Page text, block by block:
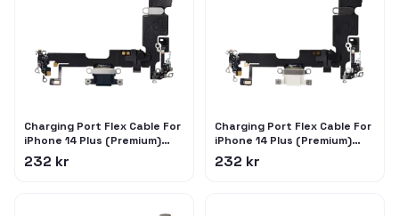
Charging Port Flex Cable For
iPhone 14 Plus (Premium)
(Midnight)
232 kr
Charging Port Flex Cable For
iPhone 14 Plus (Premium)
(Starlight)
232 kr